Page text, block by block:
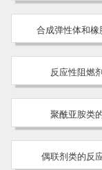
合成弹性体和橡
反应性阻燃
聚酰亚胺类
偶联剂类的反